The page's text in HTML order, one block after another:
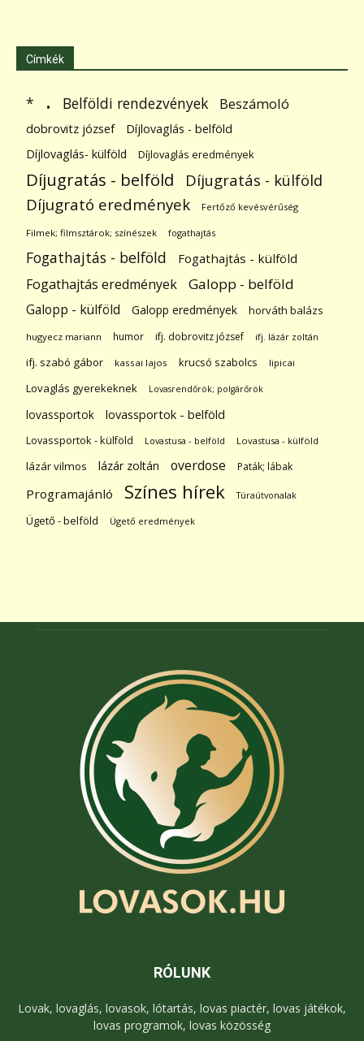
Címkék
* . Belföldi rendezvények Beszámoló
dobrovitz józsef
Díjlovaglás - belföld
Díjlovaglás- külföld
Díjlovaglás eredmények
Díjugratás - belföld Díjugratás - külföld
Díjugrató eredmények Fertőző kevésvérűség
Filmek; filmsztárok; színészek fogathajtás
Fogathajtás - belföld Fogathajtás - külföld
Fogathajtás eredmények Galopp - belföld
Galopp - külföld Galopp eredmények horváth balázs
hugyecz mariann humor ifj. dobrovitz józsef ifj. lázár zoltán
ifj. szabó gábor kassai lajos krucsó szabolcs lipicai
Lovaglás gyerekeknek Lovasrendőrök; polgárőrök
lovassportok lovassportok - belföld
Lovassportok - külföld Lovastusa - belföld Lovastusa - külföld
lázár vilmos lázár zoltán overdose Paták; lábak
Programajánló Színes hírek Túraútvonalak
Ügető - belföld Ügető eredmények
RÓLUNK
Lovak, lovaglás, lovasok, lótartás, lovas piactér, lovas játékok,
lovas programok, lovas közösség